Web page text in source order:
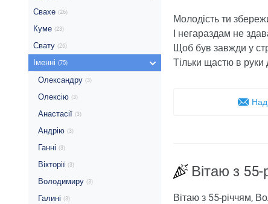
Свахе (26)
Куме (23)
Свату (26)
Іменні (75)
Олександру (3)
Олексію (3)
Анастасії (3)
Андрію (3)
Ганні (3)
Вікторії (3)
Володимиру (3)
Галині (3)
Молодість ти
І негараздам не
Щоб був завжди у
Тільки щастю в руки
Вітаю з
Вітаю з 55-річчям,